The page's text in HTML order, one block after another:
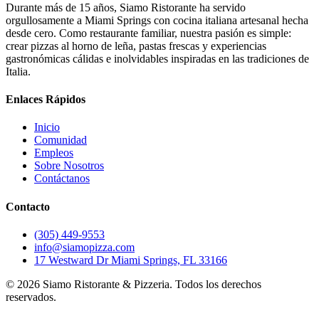
Durante más de 15 años, Siamo Ristorante ha servido
orgullosamente a Miami Springs con cocina italiana artesanal hecha
desde cero. Como restaurante familiar, nuestra pasión es simple:
crear pizzas al horno de leña, pastas frescas y experiencias
gastronómicas cálidas e inolvidables inspiradas en las tradiciones de
Italia.
Enlaces Rápidos
Inicio
Comunidad
Empleos
Sobre Nosotros
Contáctanos
Contacto
(305) 449-9553
info@siamopizza.com
17 Westward Dr Miami Springs, FL 33166
© 2026 Siamo Ristorante & Pizzeria. Todos los derechos
reservados.